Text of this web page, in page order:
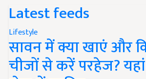
Latest feeds
Lifestyle
सावन में क्या खाएं और
चीजों से करें परहेज?